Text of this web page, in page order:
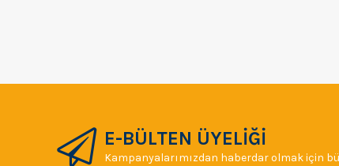
E-BÜLTEN ÜYELİĞİ
Kampanyalarımızdan haberdar olmak için